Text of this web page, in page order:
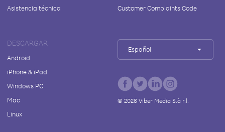
Asistencia técnica
Customer Complaints Code
DESCARGAR
Android
iPhone & iPad
Windows PC
Mac
Linux
Español
© 2026Viber Media S.à r.l.